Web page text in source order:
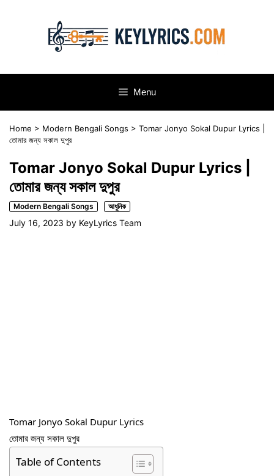
Menu
Home > Modern Bengali Songs > Tomar Jonyo Sokal Dupur Lyrics |
তোমার জন্য সকাল দুপুর
Tomar Jonyo Sokal Dupur Lyrics |
তোমার জন্য সকাল দুপুর
Modern Bengali Songs আধুনিক
July 16, 2023 by KeyLyrics Team
Tomar Jonyo Sokal Dupur Lyrics
তোমার জন্য সকাল দুপুর
Table of Contents